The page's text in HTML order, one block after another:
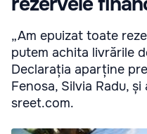
„Am epuizat toate
putem achita livrările
Declarația aparține
Fenosa, Silvia Radu,
sreet.com.